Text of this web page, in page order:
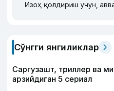
Изоҳ қолдириш учун,
Сўнгги янгиликлар
Саргузашт, триллер ва
арзийдиган 5 сериал